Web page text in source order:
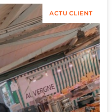
ACTU CLIENT